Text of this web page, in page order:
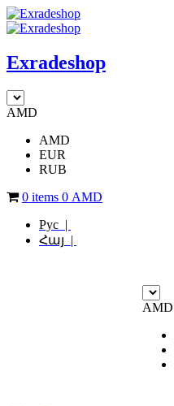
Exradeshop
AMD
AMD
EUR
RUB
0 items 0 AMD
Рус |
Հայ |
AMD